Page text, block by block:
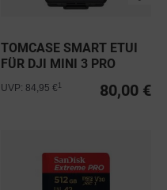
TOMCASE SMART ETUI
FÜR DJI MINI 3 PRO
80,00 €
UVP: 84,95 €